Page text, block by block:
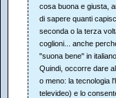
cosa buona e giusta,
di sapere quanti
seconda o la terza
coglioni... anche
"suona bene" in italiano.
Quindi, occorre dare
o meno: la tecnologia
televideo) e lo